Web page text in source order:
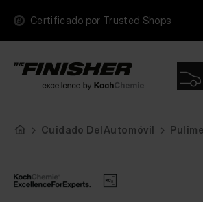
Certificado por Trusted Shops
Cuidado DelAutomóvil